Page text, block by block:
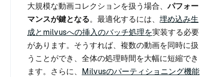
大規模な動画コレクションを扱う場合、パフォー
マンスが鍵となる。最適化するには、 埋め込み生
成とmilvusへの挿入のバッチ処理を実装する必要
があります。そうすれば、複数の動画を同時に扱
うことができ、全体の処理時間を大幅に短縮でき
ます。さらに、 Milvusのパーティショニング機能